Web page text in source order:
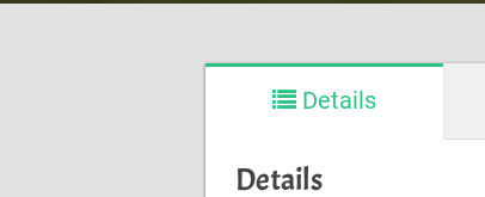
Details
Details